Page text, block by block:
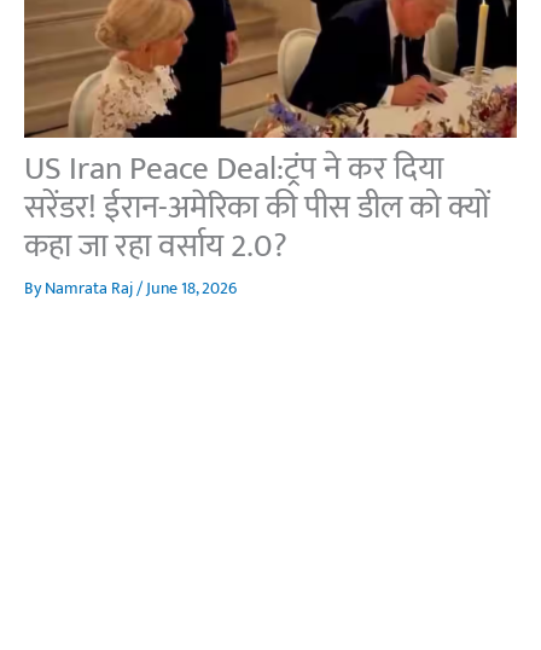
US Iran Peace Deal:ट्रंप ने कर दिया
सरेंडर! ईरान-अमेरिका की पीस डील को क्यों
कहा जा रहा वर्साय 2.0?
ByNamrata Raj/June 18, 2026